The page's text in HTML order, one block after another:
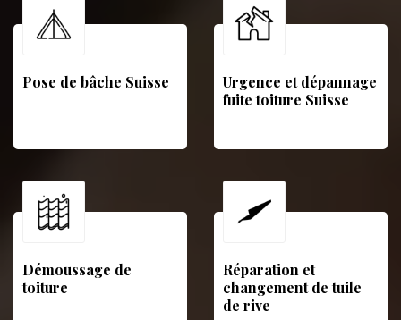
Pose de bâche Suisse
Urgence et dépannage
fuite toiture Suisse
Démoussage de
toiture
Réparation et
changement de tuile
de rive